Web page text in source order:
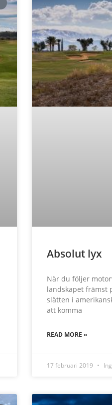
Absolut lyx
När du följer
landskapet främst
slätten i
att komma
READ MORE »
17 februari 2019